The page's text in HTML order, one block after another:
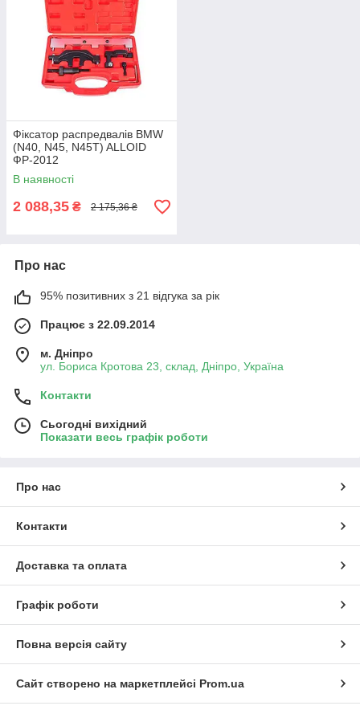
Фіксатор распредвалів BMW
(N40, N45, N45T) ALLOID
ФР-2012
В наявності
2 088,35 ₴ 2 175,36 ₴
Про нас
95% позитивних з 21 відгука за рік
Працює з 22.09.2014
м. Дніпро
ул. Бориса Кротова 23, склад, Дніпро, Україна
Контакти
Сьогодні вихідний
Показати весь графік роботи
Про нас
Контакти
Доставка та оплата
Графік роботи
Повна версія сайту
Сайт створено на маркетплейсі Prom.ua